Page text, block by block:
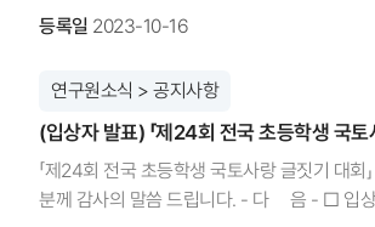
시사점을 도출하였다. ［OECD 회원국의 교
철도 밀도는 국토 면적 당 철도 총연장을 의
비해 빠르게 감소했지만, 유지·관리비는
회원국의 전체 철도 인프라 지출에서 투자가
OECD 회원국의 GDP 대비 철도 인프라 총
등록일 2023-10-16
연구원소식 > 공지사항
(입상자 발표) 「제24회 전국 초등학생 국토
「제24회 전국 초등학생 국토사랑 글짓기 대
분께 감사의 말씀 드립니다. - 다 음 - □ 입상